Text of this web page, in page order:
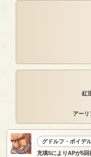
紅
アーリ
グドルフ・ボイデ
充填5によりAPが5回